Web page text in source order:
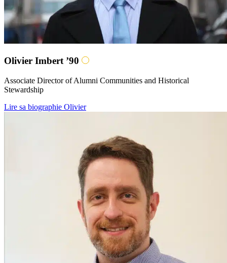
Olivier Imbert ’90
Associate Director of Alumni Communities and Historical
Stewardship
Lire sa biographie Olivier